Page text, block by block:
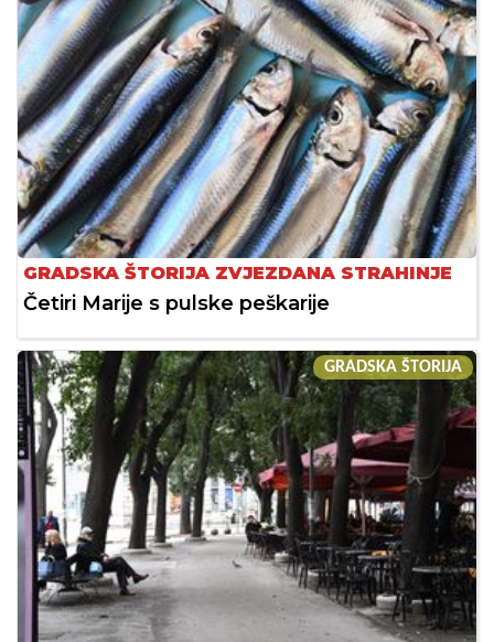
GRADSKA ŠTORIJA ZVJEZDANA STRAHINJE
Četiri Marije s pulske peškarije
GRADSKA ŠTORIJA